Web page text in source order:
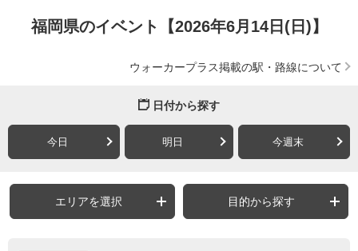
福岡県のイベント【2026年6月14日(日)】
ウォーカープラス掲載の駅・路線について
日付から探す
今日 明日 今週末
エリアを選択 目的から探す